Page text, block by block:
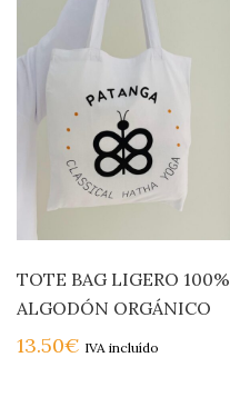
TOTE BAG LIGERO 100%
ALGODÓN ORGÁNICO
13.50€ IVA incluído